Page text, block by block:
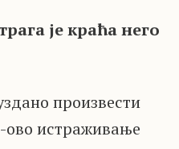
је краћа него
произвести
ово истраживање